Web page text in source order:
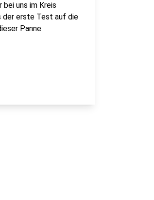
uns im Kreis
der erste Test auf die
Panne